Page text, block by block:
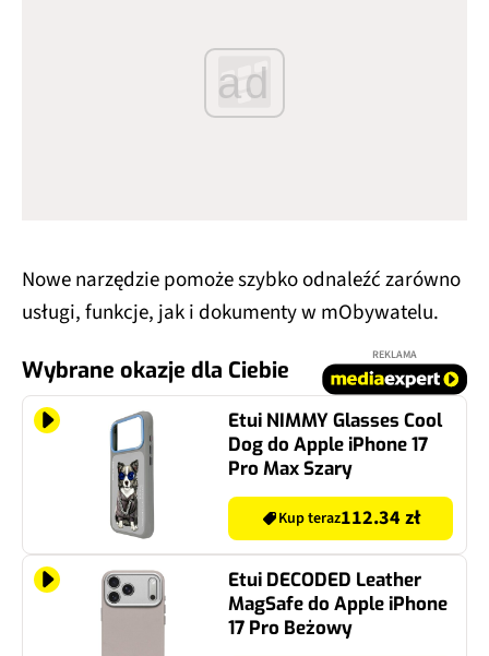
ad
Nowe narzędzie pomoże szybko odnaleźć zarówno
usługi, funkcje, jak i dokumenty w mObywatelu.
Wybrane okazje dla Ciebie
REKLAMA
Etui NIMMY Glasses Cool
Dog do Apple iPhone 17
Pro Max Szary
Kup teraz112.34 zł
Etui DECODED Leather
MagSafe do Apple iPhone
17 Pro Beżowy